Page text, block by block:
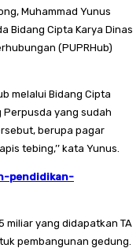
Muhammad Yunus
Bidang Cipta Karya Dinas
(PUPRHub)
melalui Bidang Cipta
yang sudah
berupa pagar
tebing,’’ kata Yunus.
pendidikan-
miliar yang didapatkan TA
pembangunan gedung.